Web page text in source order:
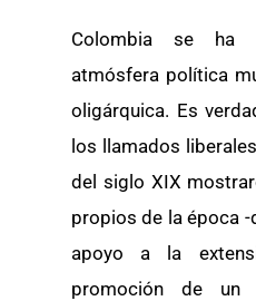
Colombia se ha
atmósfera política
oligárquica. Es
los llamados
del siglo XIX
propios de la época
apoyo a la
promoción de un